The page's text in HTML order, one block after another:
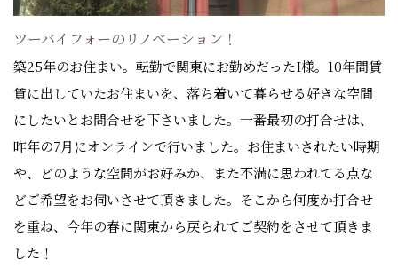
ツーバイフォーのリノベーション！
築25年のお住まい。転勤で関東にお勤めだったI様。10年間賃
貸に出していたお住まいを、落ち着いて暮らせる好きな空間
にしたいとお問合せを下さいました。一番最初の打合せは、
昨年の7月にオンラインで行いました。お住まいされたい時期
や、どのような空間がお好みか、また不満に思われてる点な
どご希望をお伺いさせて頂きました。そこから何度か打合せ
を重ね、今年の春に関東から戻られてご契約をさせて頂きま
した！